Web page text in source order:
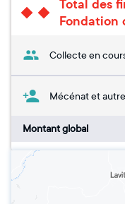
Total des
Fondation
Collecte en
Mécénat et
Montant global